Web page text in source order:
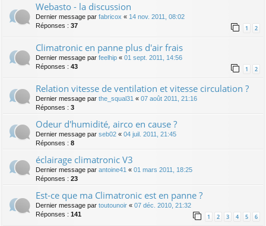
Webasto - la discussion
Dernier message par fabricox « 14 nov. 2011, 08:02
Réponses : 37 1 2
Climatronic en panne plus d'air frais
Dernier message par feelhip « 01 sept. 2011, 14:56
Réponses : 43 1 2
Relation vitesse de ventilation et vitesse circulation ?
Dernier message par the_squal31 « 07 août 2011, 21:16
Réponses : 3
Odeur d'humidité, airco en cause ?
Dernier message par seb02 « 04 juil. 2011, 21:45
Réponses : 8
éclairage climatronic V3
Dernier message par antoine41 « 01 mars 2011, 18:25
Réponses : 23
Est-ce que ma Climatronic est en panne ?
Dernier message par toutounoir « 07 déc. 2010, 21:32
Réponses : 141 1 2 3 4 5 6